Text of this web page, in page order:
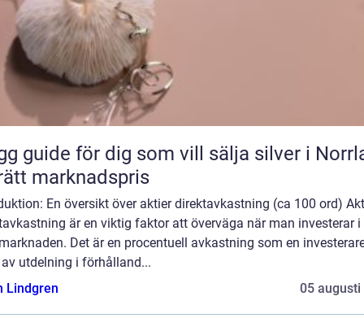
guide för dig som vill sälja silver i
marknadspris
En översikt över aktier direktavkastning (ca 100 ord)
är en viktig faktor att överväga när man investerar i
Det är en procentuell avkastning som en
utdelning i förhålland...
Lindgren
05 augusti